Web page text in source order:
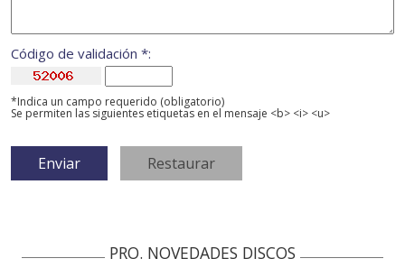
Código de validación *:
*Indica un campo requerido (obligatorio)
Se permiten las siguientes etiquetas en el mensaje <b> <i> <u>
PRO. NOVEDADES DISCOS